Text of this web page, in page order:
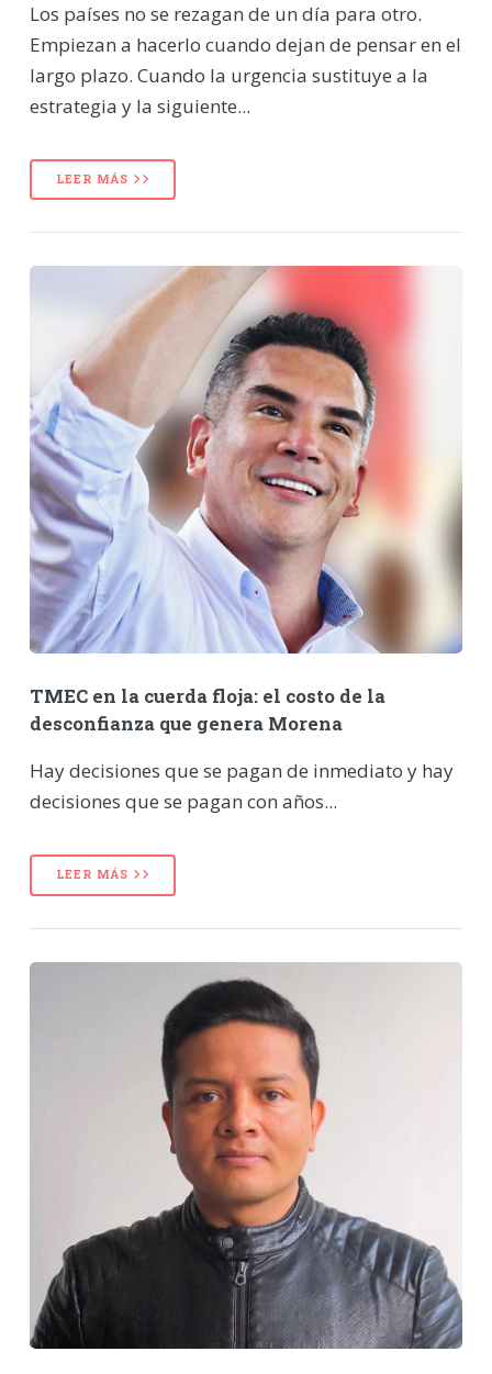
Los países no se rezagan de un día para otro.
Empiezan a hacerlo cuando dejan de pensar en el
largo plazo. Cuando la urgencia sustituye a la
estrategia y la siguiente...
LEER MÁS
TMEC en la cuerda floja: el costo de la
desconfianza que genera Morena
Hay decisiones que se pagan de inmediato y hay
decisiones que se pagan con años...
LEER MÁS